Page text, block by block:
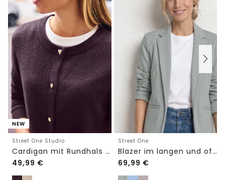
NEW
Street One Studio
Cardigan mit Rundhals und Knöpfen
49,99 €
Street One
Blazer im langen und offenen Schnitt
69,99 €